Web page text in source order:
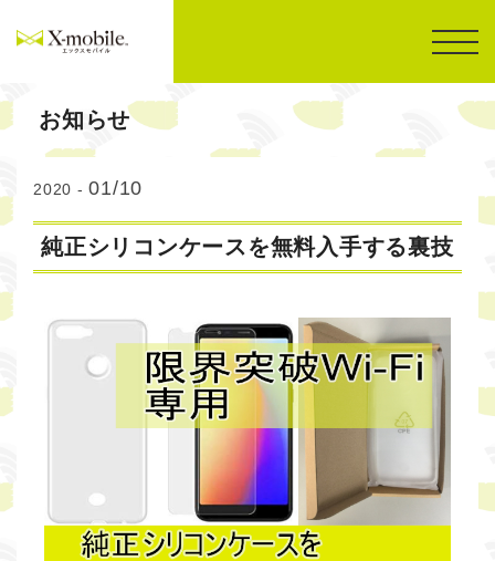
お知らせ
2020 -01/10
純正シリコンケースを無料入手する裏技